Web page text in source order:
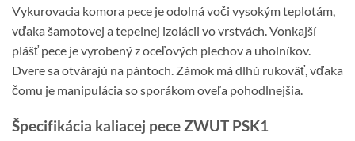
Vykurovacia komora pece je odolná voči vysokým teplotám,
vďaka šamotovej a tepelnej izolácii vo vrstvách. Vonkajší
plášť pece je vyrobený z oceľových plechov a uholníkov.
Dvere sa otvárajú na pántoch. Zámok má dlhú rukoväť, vďaka
čomu je manipulácia so sporákom oveľa pohodlnejšia.
Špecifikácia kaliacej pece ZWUT PSK1